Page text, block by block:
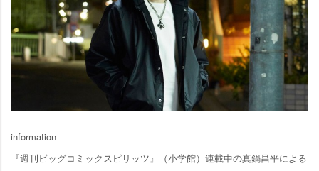
information
『週刊ビッグコミックスピリッツ』（小学館）連載中の真鍋昌平による